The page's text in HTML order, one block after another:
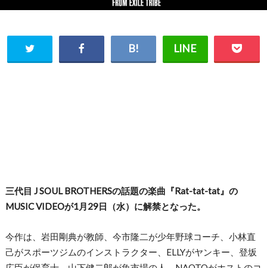
三代目 J SOUL BROTHERSの話題の楽曲『Rat-tat-tat』の
MUSIC VIDEOが1月29日（水）に解禁となった。
今作は、岩田剛典が教師、今市隆二が少年野球コーチ、小林直
己がスポーツジムのインストラクター、ELLYがヤンキー、登坂